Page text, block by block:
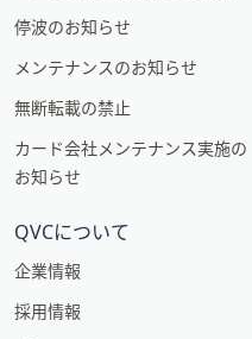
停波のお知らせ
メンテナンスのお知らせ
無断転載の禁止
カード会社メンテナンス実施の
お知らせ
QVCについて
企業情報
採用情報